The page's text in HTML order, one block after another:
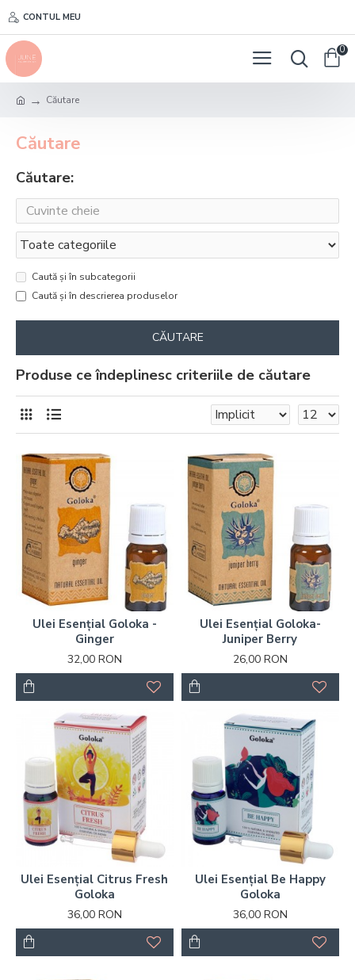
CONTUL MEU
0
Căutare
Căutare
Căutare:
Caută și în subcategorii
Caută și în descrierea produselor
CĂUTARE
Produse ce îndeplinesc criteriile de căutare
Ulei Esențial Goloka -
Ginger
32,00 RON
Ulei Esențial Goloka-
Juniper Berry
26,00 RON
Ulei Esențial Citrus Fresh
Goloka
36,00 RON
Ulei Esențial Be Happy
Goloka
36,00 RON